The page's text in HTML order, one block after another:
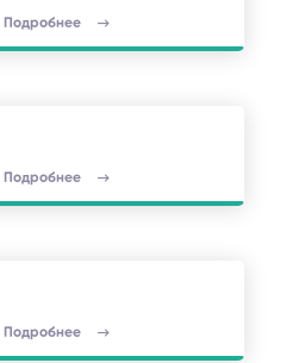
Подробнее
Подробнее
Подробнее